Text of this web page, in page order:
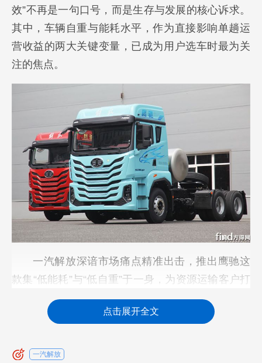
效”不再是一句口号，而是生存与发展的核心诉求。
其中，车辆自重与能耗水平，作为直接影响单趟运
营收益的两大关键变量，已成为用户选车时最为关
注的焦点。
一汽解放深谙市场痛点精准出击，推出鹰驰这
款集“低能耗”与“低自重”于一身，为资源运输客户打
造一款名副其实的“挣钱机器”。
“省”字当先，全维能耗管控赋能高效运营
对于日夜兼程的卡友而言，燃油/燃气费用是运
点击展开全文
一汽解放